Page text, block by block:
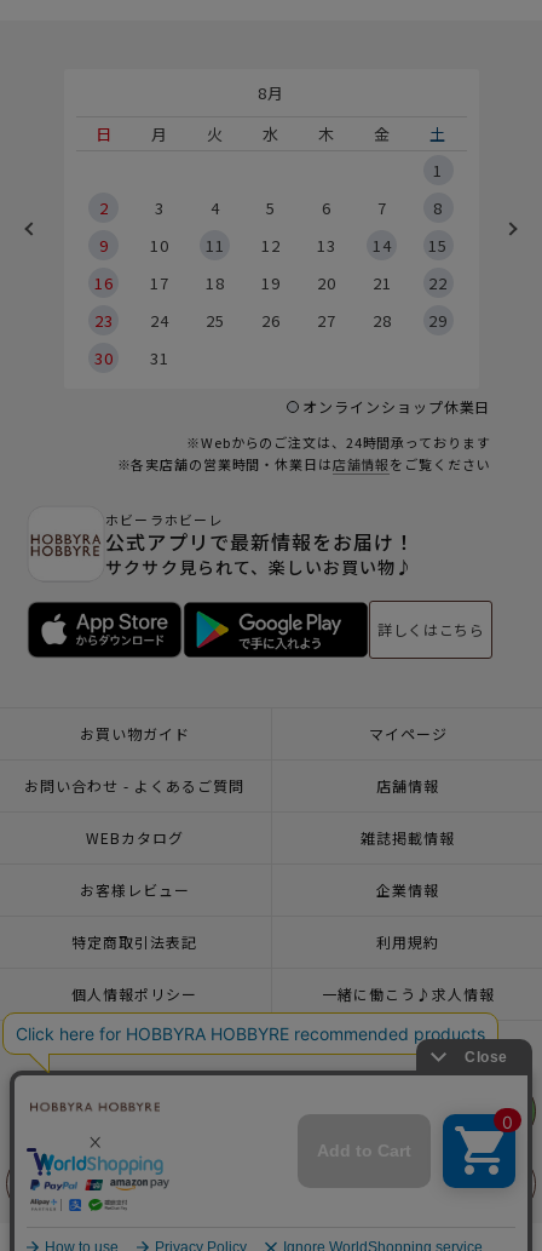
前に戻る
フェア
8月
日
月 火 水 木 金
土
1
2
3 4 5 6 7
8
9
10 11 12 13 14
15
16
17 18 19 20 21
22
23
24 25 26 27 28
29
30
31
オンラインショップ休業日
※Webからのご注文は、24時間承っております
※各実店舗の営業時間・休業日は店舗情報をご覧ください
ホビーラホビーレ
公式アプリで最新情報をお届け！
サクサク見られて、楽しいお買い物♪
詳しくはこちら
お買い物ガイド マイページ
お問い合わせ - よくあるご質問 店舗情報
WEBカタログ 雑誌掲載情報
お客様レビュー 企業情報
特定商取引法表記 利用規約
個人情報ポリシー 一緒に働こう♪求人情報
おトクな情報♪メルマガ登録
© 2026 HOBBYRA HOBBYRE CORPORATION ALL Rights Reserved